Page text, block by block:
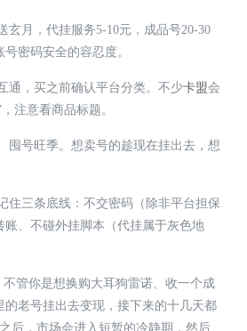
玄月，代挂服务5-10元，成品号20-30
密码安全的容忍度。
通，买之前确认平台分类。不少卡盟会
注意看商品标题。
囤号旺季。想卖号的趁现在挂出去，想
住三条底线：不交密码（除非平台担保
账、不碰外挂脚本（代挂属于灰色地
不管你是想换购大耳狗雷诺、收一个成
的老号挂出去变现，接下来的十几天都
后，市场会进入短暂的冷静期，然后